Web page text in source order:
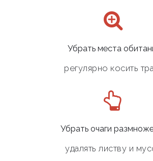
Убрать места
регулярно косить
Убрать очаги
удалять листву и